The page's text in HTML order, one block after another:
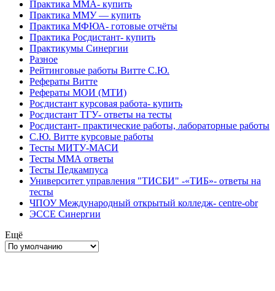
Практика ММА- купить
Практика ММУ — купить
Практика МФЮА- готовые отчёты
Практика Росдистант- купить
Практикумы Синергии
Разное
Рейтинговые работы Витте С.Ю.
Рефераты Витте
Рефераты МОИ (МТИ)
Росдистант курсовая работа- купить
Росдистант ТГУ- ответы на тесты
Росдистант- практические работы, лабораторные работы
С.Ю. Витте курсовые работы
Тесты МИТУ-МАСИ
Тесты ММА ответы
Тесты Педкампуса
Университет управления "ТИСБИ" -«ТИБ»- ответы на
тесты
ЧПОУ Международный открытый колледж- centre-obr
ЭССЕ Синергии
Ещё